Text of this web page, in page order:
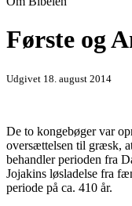
Første og
Udgivet 18. august 2014
De to kongebøger var
oversættelsen til græsk,
behandler perioden fra
Jojakins løsladelse fra
periode på ca. 410 år.